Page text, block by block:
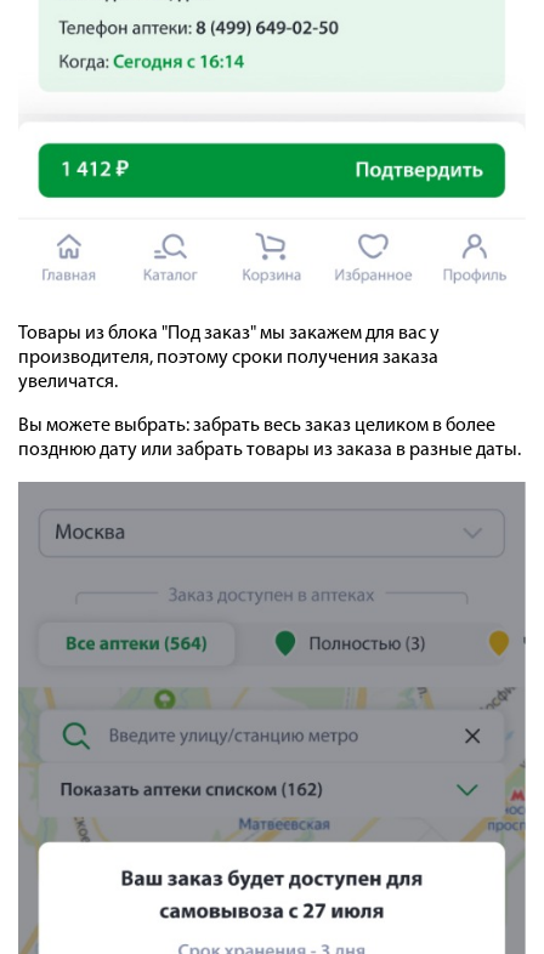
Товары из блока "Под заказ" мы закажем для вас у
производителя, поэтому сроки получения заказа
увеличатся.
Вы можете выбрать: забрать весь заказ целиком в более
позднюю дату или забрать товары из заказа в разные даты.